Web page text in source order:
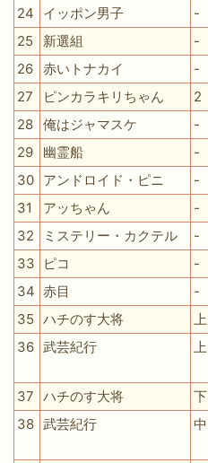
24 イッポン男子 -
25
新選組 -
26 赤いトナカイ -
27
ピンカラキリちゃん 2
28 俺はジャマスケ -
29
幽霊船 -
30 アンドロイド・ピニ -
31
アッちゃん -
32
ミステリー・カクテル -
33
ピコ -
34 赤目 -
35 ハチのす大将 上
36 武芸紀行 上
37 ハチのす大将 下
38 武芸紀行 中